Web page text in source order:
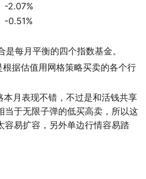
-2.07%
-0.51%
是每月平衡的四个指数基金。
根据估值用网格策略买卖的各个行
本月表现不错，不过是和活钱共享
当于无限子弹的低买高卖，所以这
容易扩容，另外单边行情容易踏